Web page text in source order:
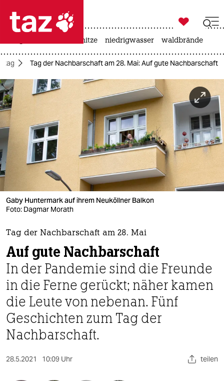
 taz zahl ich
taz zahl ich
themen
politik
öko
gesellschaft
sport
berlin
nord
wahrheit
verlag
verlag
veranstaltungen

taz zahl ich
hitze niedrigwasser waldbrände
Tag der Nachbarschaft am 28. Mai: Auf gute Nachbarschaft
Gaby Huntermark auf ihrem Neuköllner Balkon
Foto: Dagmar Morath
Tag der Nachbarschaft am 28. Mai
Auf gute Nachbarschaft
In der Pandemie sind die Freunde
in die Ferne gerückt; näher kamen
die Leute von nebenan. Fünf
Geschichten zum Tag der
Nachbarschaft.
28.5.2021 10:09 Uhr teilen